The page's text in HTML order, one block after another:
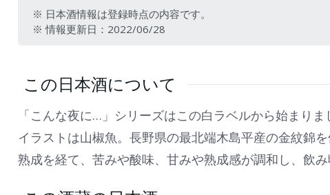
※ 日本酒情報は登録時点の内容です。
※ 情報更新日：2022/06/28
この日本酒について
「こんな夜に…」シリーズはこの白ラベルから始まりま
イラストは山椒魚。長野県の最北端木島平産の金紋錦を
熟成を経て、苦みや酸味、甘みや熟成感が調和し、飲